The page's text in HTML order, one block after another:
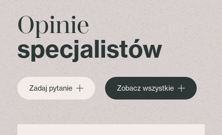
Opinie
specjalistów
Zadaj pytanie Zobacz wszystkie